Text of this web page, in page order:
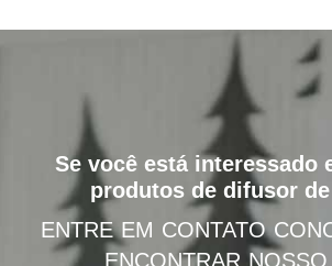
Se você está interessado
produtos de difusor
ENTRE EM CONTATO
ENCONTRAR